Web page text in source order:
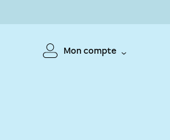
Mon compte